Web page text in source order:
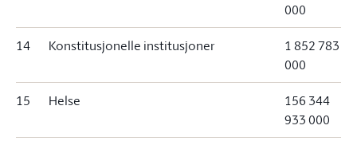
000
14 Konstitusjonelle institusjoner
1 852 783
000
15 Helse
156 344
933 000